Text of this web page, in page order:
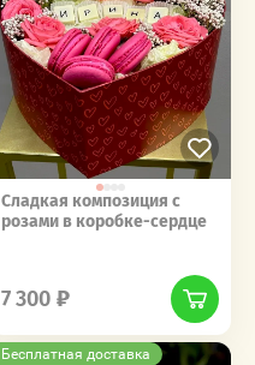
Сладкая композиция с
розами в коробке-сердце
7 300
Бесплатная доставка